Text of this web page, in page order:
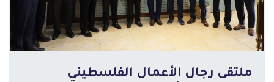
ملتقى رجال الأعمال الفلسطيني